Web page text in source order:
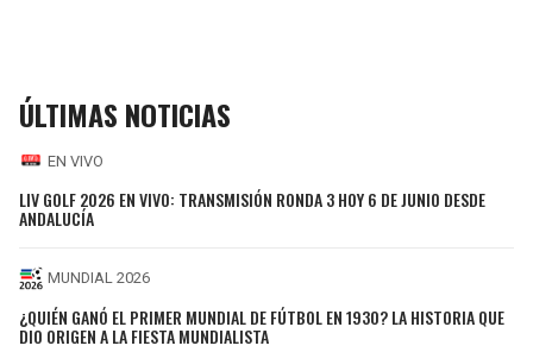
ÚLTIMAS NOTICIAS
EN VIVO
LIV GOLF 2026 EN VIVO: TRANSMISIÓN RONDA 3 HOY 6 DE JUNIO DESDE
ANDALUCÍA
MUNDIAL 2026
¿QUIÉN GANÓ EL PRIMER MUNDIAL DE FÚTBOL EN 1930? LA HISTORIA QUE
DIO ORIGEN A LA FIESTA MUNDIALISTA